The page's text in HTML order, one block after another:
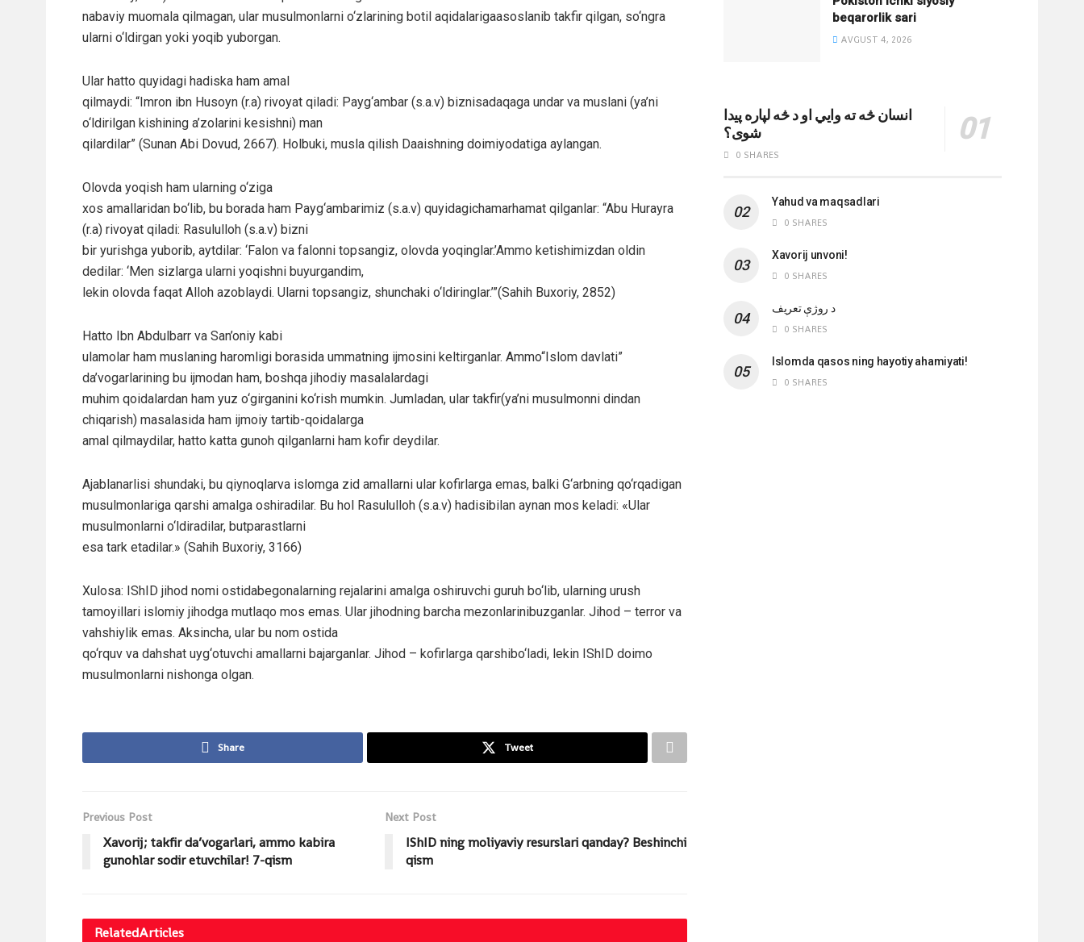
nabaviy muomala qilmagan, ular musulmonlarni o‘zlarining botil aqidalarigaasoslanib takfir qilgan, so‘ngra
ularni o‘ldirgan yoki yoqib yuborgan.
Ular hatto quyidagi hadiska ham amal
qilmaydi: “Imron ibn Husoyn (r.a) rivoyat qiladi: Payg‘ambar (s.a.v) biznisadaqaga undar va muslani (ya’ni
o‘ldirilgan kishining a’zolarini kesishni) man
qilardilar” (Sunan Abi Dovud, 2667). Holbuki, musla qilish Daaishning doimiyodatiga aylangan.
Olovda yoqish ham ularning o‘ziga
xos amallaridan bo‘lib, bu borada ham Payg‘ambarimiz (s.a.v) quyidagichamarhamat qilganlar: “Abu Hurayra
(r.a) rivoyat qiladi: Rasululloh (s.a.v) bizni
bir yurishga yuborib, aytdilar: ‘Falon va falonni topsangiz, olovda yoqinglar.’Ammo ketishimizdan oldin
dedilar: ‘Men sizlarga ularni yoqishni buyurgandim,
lekin olovda faqat Alloh azoblaydi. Ularni topsangiz, shunchaki o‘ldiringlar.’”(Sahih Buxoriy, 2852)
Hatto Ibn Abdulbarr va San’oniy kabi
ulamolar ham muslaning haromligi borasida ummatning ijmosini keltirganlar. Ammo“Islom davlati”
da’vogarlarining bu ijmodan ham, boshqa jihodiy masalalardagi
muhim qoidalardan ham yuz o‘girganini ko‘rish mumkin. Jumladan, ular takfir(ya’ni musulmonni dindan
chiqarish) masalasida ham ijmoiy tartib-qoidalarga
amal qilmaydilar, hatto katta gunoh qilganlarni ham kofir deydilar.
Ajablanarlisi shundaki, bu qiynoqlarva islomga zid amallarni ular kofirlarga emas, balki G‘arbning qo‘rqadigan
musulmonlariga qarshi amalga oshiradilar. Bu hol Rasululloh (s.a.v) hadisibilan aynan mos keladi: «Ular
musulmonlarni o‘ldiradilar, butparastlarni
esa tark etadilar.» (Sahih Buxoriy, 3166)
Xulosa: IShID jihod nomi ostidabegonalarning rejalarini amalga oshiruvchi guruh bo‘lib, ularning urush
tamoyillari islomiy jihodga mutlaqo mos emas. Ular jihodning barcha mezonlarinibuzganlar. Jihod – terror va
vahshiylik emas. Aksincha, ular bu nom ostida
qo‘rquv va dahshat uyg‘otuvchi amallarni bajarganlar. Jihod – kofirlarga qarshibo‘ladi, lekin IShID doimo
musulmonlarni nishonga olgan.
Share Tweet
Previous Post
Xavorij; takfir da’vogarlari, ammo kabira
gunohlar sodir etuvchilar! 7-qism
Next Post
IShID ning moliyaviy resurslari qanday? Beshinchi
qism
RelatedArticles
beqarorlik sari
AVGUST 4, 2026
انسان څه ته وایي او د څه لپاره پیدا
شوی؟
0 SHARES
Yahud va maqsadlari
0 SHARES
Xavorij unvoni!
0 SHARES
‌د روژې تعریف
0 SHARES
Islomda qasos ning hayotiy ahamiyati!
0 SHARES